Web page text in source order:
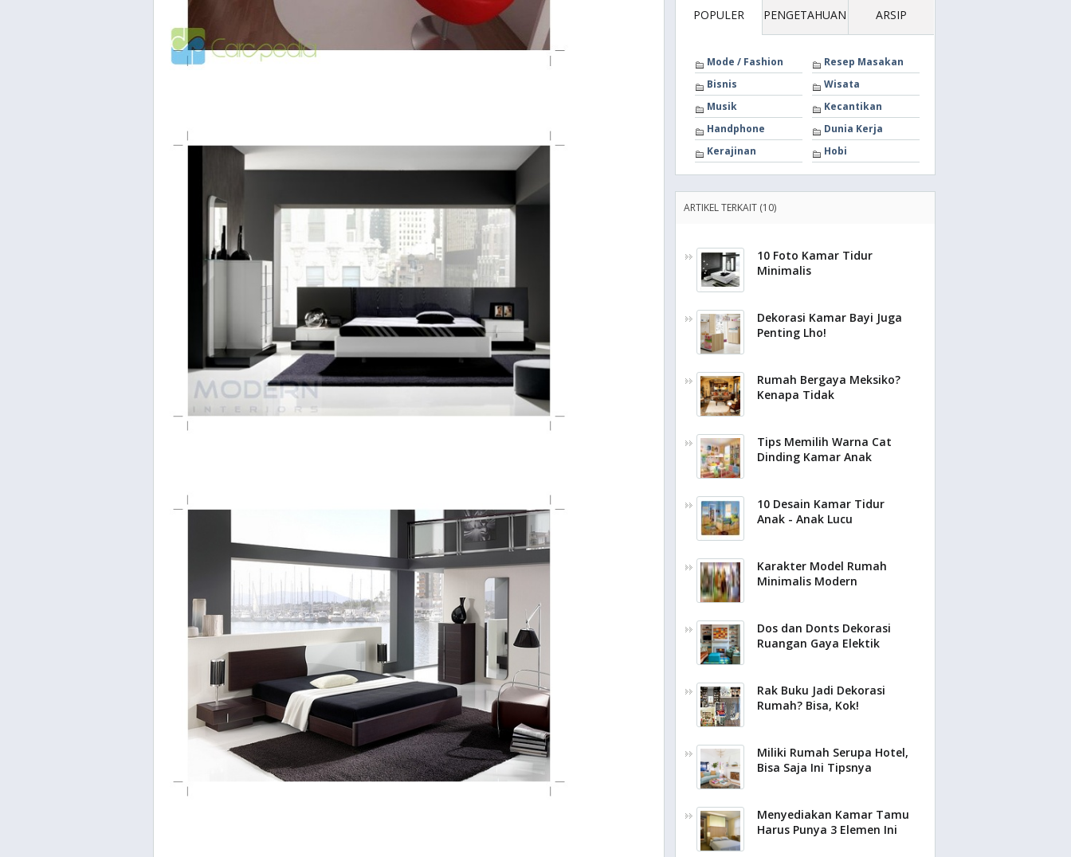
POPULER PENGETAHUAN ARSIP
Mode / Fashion
Resep Masakan
Bisnis
Wisata
Musik
Kecantikan
Handphone
Dunia Kerja
Kerajinan
Hobi
ARTIKEL TERKAIT (10)
10 Foto Kamar Tidur
Minimalis
Dekorasi Kamar Bayi Juga
Penting Lho!
Rumah Bergaya Meksiko?
Kenapa Tidak
Tips Memilih Warna Cat
Dinding Kamar Anak
10 Desain Kamar Tidur
Anak - Anak Lucu
Karakter Model Rumah
Minimalis Modern
Dos dan Donts Dekorasi
Ruangan Gaya Elektik
Rak Buku Jadi Dekorasi
Rumah? Bisa, Kok!
Miliki Rumah Serupa Hotel,
Bisa Saja Ini Tipsnya
Menyediakan Kamar Tamu
Harus Punya 3 Elemen Ini